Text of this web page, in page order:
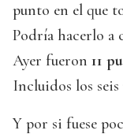
punto en el que
Podría hacerlo a
Ayer fueron 11
Incluidos los
Y por si fuese